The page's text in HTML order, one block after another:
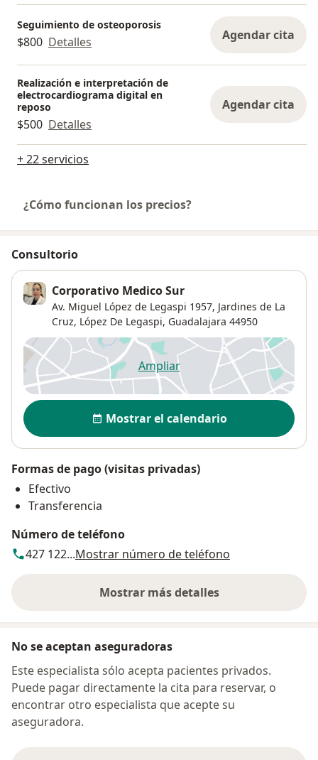
Seguimiento de osteoporosis
$800 Detalles Agendar cita
Realización e interpretación de
electrocardiograma digital en
reposo
$500 Detalles
Agendar cita
+ 22 servicios
¿Cómo funcionan los precios?
Consultorio
Corporativo Medico Sur
Av. Miguel López de Legaspi 1957, Jardines de La
Cruz, López De Legaspi, Guadalajara 44950
Ampliarse abre en una nueva
Disponibilidad
Mostrar el calendario
Formas de pago (visitas privadas)
Efectivo
Transferencia
Número de teléfono
427 122...Mostrar número de teléfono
Mostrar más detalles
sobre la dirección
No se aceptan aseguradoras
Este especialista sólo acepta pacientes privados.
Puede pagar directamente la cita para reservar, o
encontrar otro especialista que acepte su
aseguradora.